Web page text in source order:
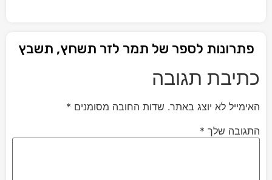
פתרונות לספר של תמר לזר תשחץ, תשבץ
כתיבת תגובה
האימייל לא יוצג באתר. שדות החובה מסומנים *
התגובה שלך *